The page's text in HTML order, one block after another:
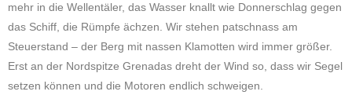
mehr in die Wellentäler, das Wasser knallt wie Donnerschlag gegen
das Schiff, die Rümpfe ächzen. Wir stehen patschnass am
Steuerstand – der Berg mit nassen Klamotten wird immer größer.
Erst an der Nordspitze Grenadas dreht der Wind so, dass wir Segel
setzen können und die Motoren endlich schweigen.